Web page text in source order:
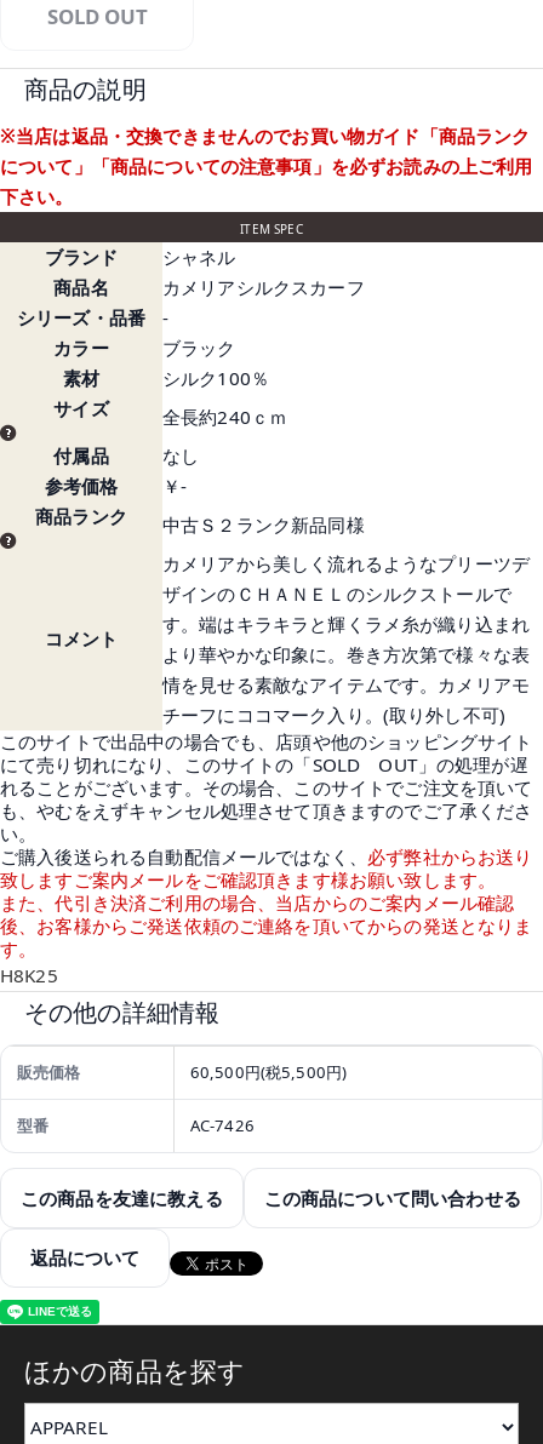
SOLD OUT
商品の説明
※当店は返品・交換できませんのでお買い物ガイド 「商品ランク
について」
「商品についての注意事項」 を必ずお読みの上ご利用
下さい。
ITEM SPEC
ブランド
シャネル
商品名
カメリアシルクスカーフ
シリーズ・品番
-
カラー
ブラック
素材
シルク100％
サイズ
全長約240ｃｍ
付属品
なし
参考価格
￥-
商品ランク
中古Ｓ２ランク新品同様
コメント
カメリアから美しく流れるようなプリーツデ
ザインのＣＨＡＮＥＬのシルクストールで
す。端はキラキラと輝くラメ糸が織り込まれ
より華やかな印象に。巻き方次第で様々な表
情を見せる素敵なアイテムです。カメリアモ
チーフにココマーク入り。(取り外し不可)
このサイトで出品中の場合でも、店頭や他のショッピングサイト
にて売り切れになり、このサイトの「SOLD OUT」の処理が遅
れることがございます。その場合、このサイトでご注文を頂いて
も、やむをえずキャンセル処理させて頂きますのでご了承くださ
い。
ご購入後送られる自動配信メールではなく、 必ず弊社からお送り
致しますご案内メールをご確認頂きます様お願い致します。
また、代引き決済ご利用の場合、当店からのご案内メール確認
後、お客様からご発送依頼のご連絡を頂いてからの発送となりま
す。
H8K25
その他の詳細情報
販売価格 60,500円(税5,500円)
型番 AC-7426
この商品を友達に教える この商品について問い合わせる
返品について
ほかの商品を探す